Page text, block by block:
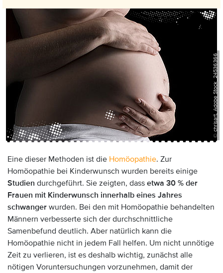
© chrisart, Adobe Stock_24536366
Anzeige:
Eine dieser Methoden ist die Homöopathie. Zur
Homöopathie bei Kinderwunsch wurden bereits einige
Studien durchgeführt. Sie zeigten, dass etwa 30 % der
Frauen mit Kinderwunsch innerhalb eines Jahres
schwanger wurden. Bei den mit Homöopathie behandelten
Männern verbesserte sich der durchschnittliche
Samenbefund deutlich. Aber natürlich kann die
Homöopathie nicht in jedem Fall helfen. Um nicht unnötige
Zeit zu verlieren, ist es deshalb wichtig, zunächst alle
nötigen Voruntersuchungen vorzunehmen, damit der